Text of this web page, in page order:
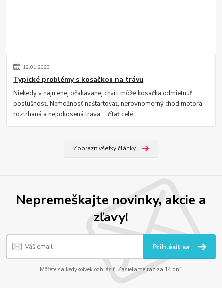
12.01.2023
Typické problémy s kosačkou na trávu
Niekedy v najmenej očakávanej chvíli môže kosačka odmietnuť
poslušnosť. Nemožnosť naštartovať, nerovnomerný chod motora,
roztrhaná a nepokosená tráva,...čítať celé
Zobraziť všetky články
Nepremeškajte novinky, akcie a
zľavy!
Prihlásiť sa
Môžete sa kedykoľvek odhlásiť. Zasielame raz za 14 dní.